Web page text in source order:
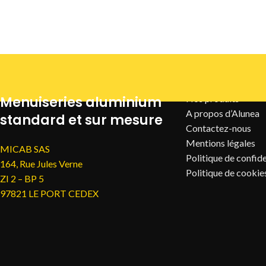
Menuiseries aluminium
standard et sur mesure
MICAB SAS
164, Rue Jules Verne
ZI 2 – BP 5
97821 LE PORT CEDEX
A propos d’Alunea
Contactez-nous
Mentions légales
Politique de
Politique de